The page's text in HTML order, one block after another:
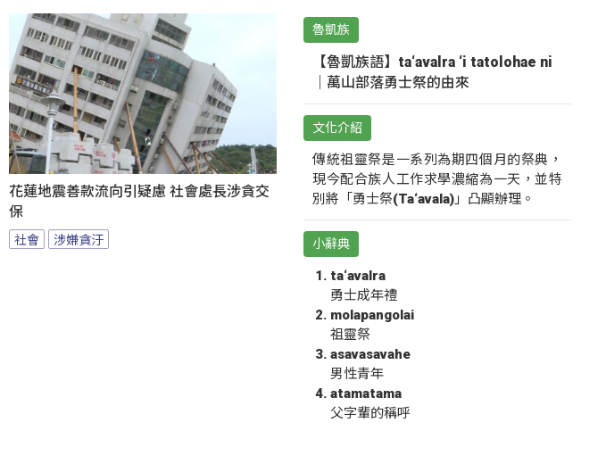
花蓮地震善款流向引疑慮 社會處長涉貪交
保
社會 涉嫌貪汙
魯凱族
【魯凱族語】ta‘avalra ‘i tatolohae ni
｜萬山部落勇士祭的由來
文化介紹
傳統祖靈祭是一系列為期四個月的祭典，
現今配合族人工作求學濃縮為一天，並特
別將「勇士祭(Ta‘avala)」凸顯辦理。
小辭典
ta‘avalra
勇士成年禮
molapangolai
祖靈祭
asavasavahe
男性青年
atamatama
父字輩的稱呼